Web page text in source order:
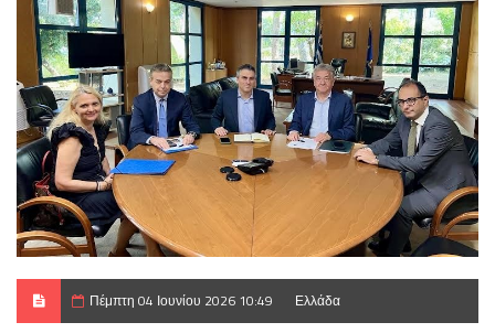
Πέμπτη 04 Ιουνίου 2026 10:49 Ελλάδα